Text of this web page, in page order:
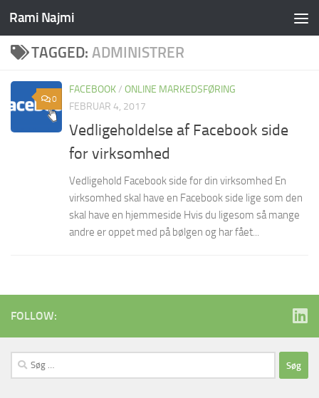
Skip to content
Rami Najmi
TAGGED: ADMINISTRER
0
FACEBOOK/ ONLINE MARKEDSFØRING
FEBRUAR 4, 2017
Vedligeholdelse af Facebook side
for virksomhed
Vedligehold Facebook side for din virksomhed En
virksomhed skal have en Facebook side lige som den
skal have en hjemmeside Hvis du ligesom så mange
andre er oppet med på bølgen og har fået...
FOLLOW:
Søg
efter: